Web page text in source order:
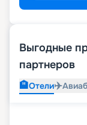
Выгодные
партнеров
🏨Отели✈️